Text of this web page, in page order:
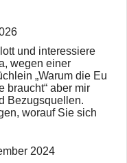
und interessiere
wegen einer
„Warum die Eu
braucht“ aber mir
Bezugsquellen.
worauf Sie sich
2024